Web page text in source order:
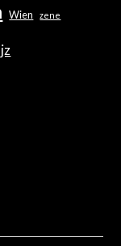
Wien zene